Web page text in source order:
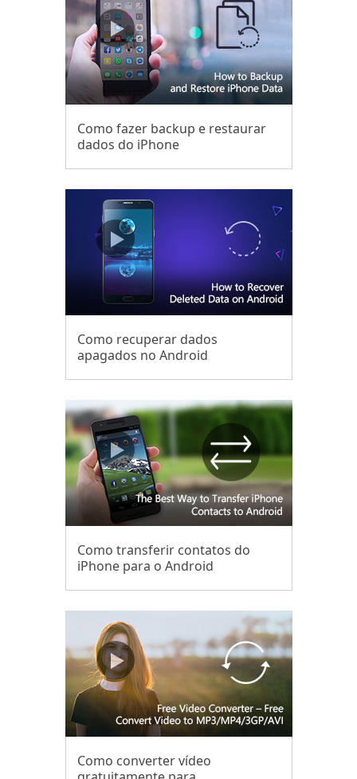
Como fazer backup e restaurar
dados do iPhone
Como recuperar dados
apagados no Android
Como transferir contatos do
iPhone para o Android
Como converter vídeo